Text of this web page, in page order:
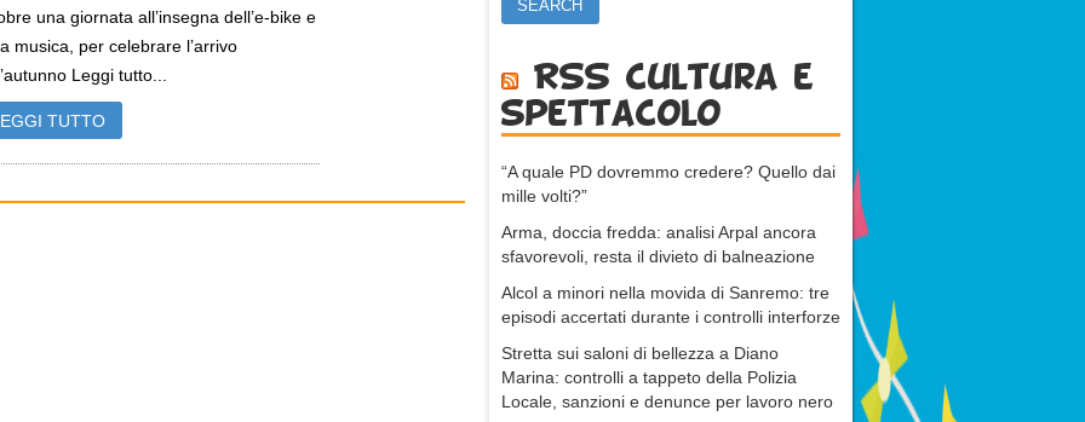
una giornata all’insegna dell’e-bike e
musica, per celebrare l’arrivo
Leggi tutto...
TUTTO
RSS cultura e
spettacolo
“A quale PD dovremmo credere? Quello dai
mille volti?”
Arma, doccia fredda: analisi Arpal ancora
sfavorevoli, resta il divieto di balneazione
Alcol a minori nella movida di Sanremo: tre
episodi accertati durante i controlli interforze
Stretta sui saloni di bellezza a Diano
Marina: controlli a tappeto della Polizia
Locale, sanzioni e denunce per lavoro nero